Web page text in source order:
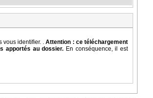
vous identifier. .Attention : ce téléchargement
apportés au dossier. En conséquence, il est